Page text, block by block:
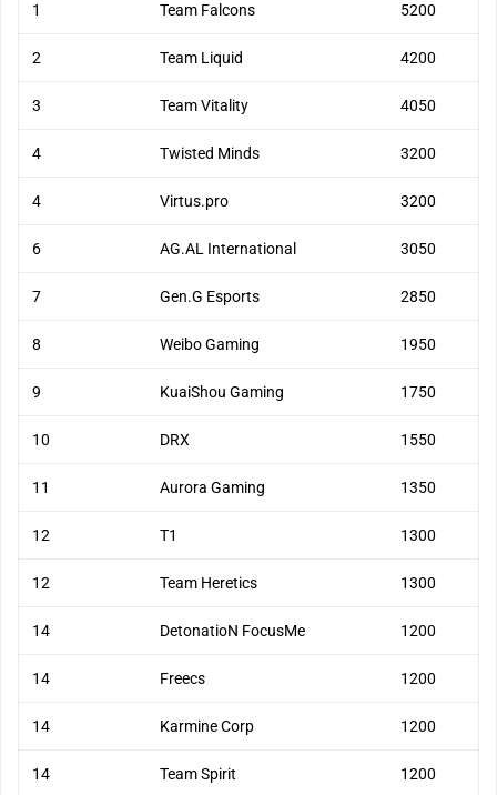
1 Team Falcons 5200
2 Team Liquid 4200
3 Team Vitality 4050
4 Twisted Minds 3200
4 Virtus.pro 3200
6 AG.AL International 3050
7 Gen.G Esports 2850
8 Weibo Gaming 1950
9 KuaiShou Gaming 1750
10 DRX 1550
11 Aurora Gaming 1350
12 T1 1300
12 Team Heretics 1300
14 DetonatioN FocusMe 1200
14 Freecs 1200
14 Karmine Corp 1200
14 Team Spirit 1200